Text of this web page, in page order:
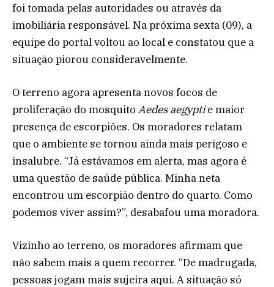
foi tomada pelas autoridades ou através da
imobiliária responsável. Na próxima sexta (09), a
equipe do portal voltou ao local e constatou que a
situação piorou consideravelmente.
O terreno agora apresenta novos focos de
proliferação do mosquito Aedes aegyptie maior
presença de escorpiões. Os moradores relatam
que o ambiente se tornou ainda mais perigoso e
insalubre. “Já estávamos em alerta, mas agora é
uma questão de saúde pública. Minha neta
encontrou um escorpião dentro do quarto. Como
podemos viver assim?”, desabafou uma moradora.
Vizinho ao terreno, os moradores afirmam que
não sabem mais a quem recorrer. “De madrugada,
pessoas jogam mais sujeira aqui. A situação só